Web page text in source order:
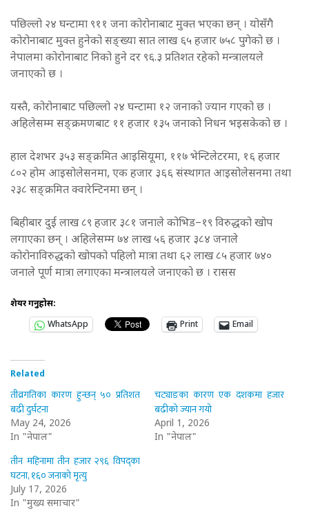
पछिल्लो २४ घन्टामा ९११ जना कोरोनाबाट मुक्त भएका छन् । योसँगै
कोरोनाबाट मुक्त हुनेको सङ्ख्या सात लाख ६५ हजार ७५८ पुगेको छ ।
नेपालमा कोरोनाबाट निको हुने दर ९६.३ प्रतिशत रहेको मन्त्रालयले
जनाएको छ ।
यस्तै, कोरोनाबाट पछिल्लो २४ घन्टामा १२ जनाको ज्यान गएको छ ।
अहिलेसम्म सङ्क्रमणबाट ११ हजार १३५ जनाको निधन भइसकेको छ ।
हाल देशभर ३५३ सङ्क्रमित आइसियूमा, ११७ भेन्टिलेटरमा, १६ हजार
८०२ होम आइसोलेसनमा, एक हजार ३६६ संस्थागत आइसोलेसनमा तथा
२३८ सङ्क्रमित क्वारेन्टिनमा छन् ।
बिहीबार दुई लाख ८९ हजार ३८१ जनाले कोभिड–१९ विरुद्धको खोप
लगाएका छन् । अहिलेसम्म ७४ लाख ५६ हजार ३८४ जनाले
कोरोनाविरुद्धको खोपको पहिलो मात्रा तथा ६२ लाख ८५ हजार ७४०
जनाले पूर्ण मात्रा लगाएका मन्त्रालयले जनाएको छ । रासस
शेयर गर्नुहोस:
WhatsApp
Print Email
Related
तीव्रगतिका कारण हुन्छन् ५० प्रतिशत
बढी दुर्घटना
May 24, 2026
In "नेपाल"
चट्याङका कारण एक दशकमा हजार
बढीको ज्यान गयो
April 1, 2026
In "नेपाल"
तीन महिनामा तीन हजार २९६ विपद्का
घटना, १६० जनाको मृत्यु
July 17, 2026
In "मुख्य समाचार"